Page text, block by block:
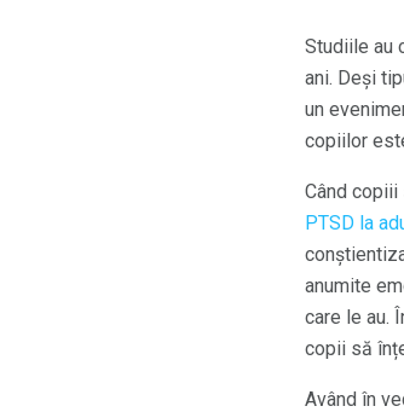
Studiile au
ani. Deși
un
copiilor
Când
PTSD la
anumite
care le au.
copii să
Având în